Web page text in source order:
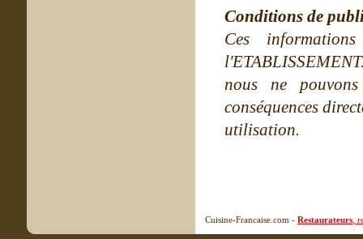
Conditions de
Ces
nous ne
conséquences
utilisation.
Cuisine-Francaise.com - Restaurateurs ,